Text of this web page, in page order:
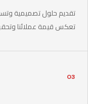
تقديم حلول تصميمية
تعكس قيمة عملائنا
03